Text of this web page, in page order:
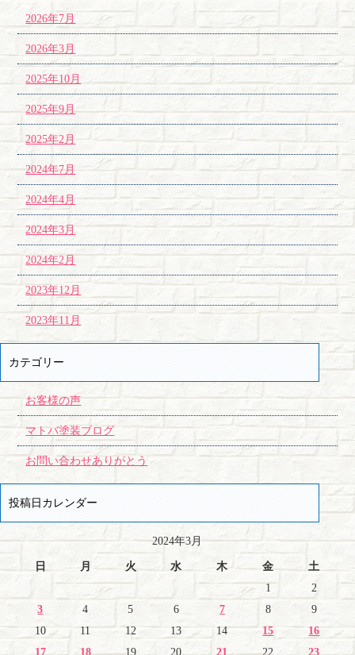
2026年7月
2026年3月
2025年10月
2025年9月
2025年2月
2024年7月
2024年4月
2024年3月
2024年2月
2023年12月
2023年11月
カテゴリー
お客様の声
マトバ塗装ブログ
お問い合わせありがとう
投稿日カレンダー
2024年3月
日 月 火 水 木 金
土
1
2
3
4 5 6 7 8
9
10
11 12 13 14 15
16
17
18 19 20 21 22 23